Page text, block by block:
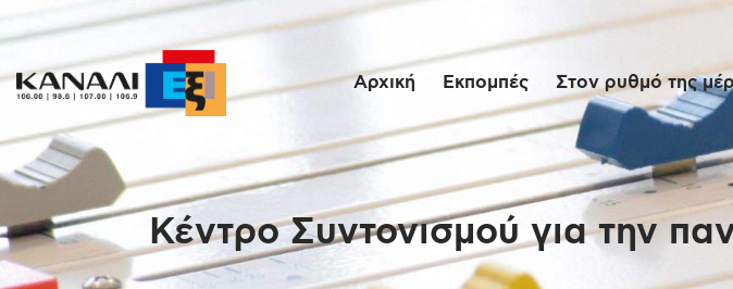
Αρχική Εκπομπές Στον ρυθμό της
Κέντρο Συντονισμού για την
Αρχική
Εκπομπές
Στον ρυθμό
μέρας
Ένθετα